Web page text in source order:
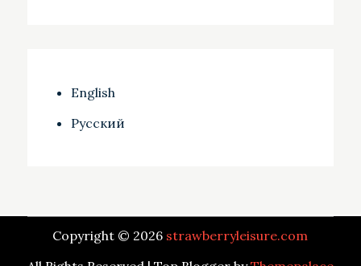
English
Русский
Copyright © 2026 strawberryleisure.com